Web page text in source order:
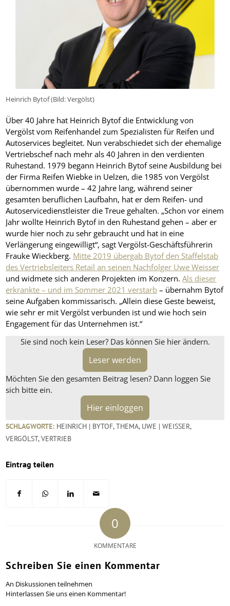
Heinrich Bytof (Bild: Vergölst)
Über 40 Jahre hat Heinrich Bytof die Entwicklung von
Vergölst vom Reifenhandel zum Spezialisten für Reifen und
Autoservices begleitet. Nun verabschiedet sich der ehemalige
Vertriebschef nach mehr als 40 Jahren in den verdienten
Ruhestand. 1979 begann Heinrich Bytof seine Ausbildung bei
der Firma Reifen Wiebke in Uelzen, die 1985 von Vergölst
übernommen wurde – 42 Jahre lang, während seiner
gesamten beruflichen Laufbahn, hat er dem Reifen- und
Autoservicedienstleister die Treue gehalten. „Schon vor einem
Jahr wollte Heinrich Bytof in den Ruhestand gehen – aber er
wurde hier noch zu sehr gebraucht und hat in eine
Verlängerung eingewilligt“, sagt Vergölst-Geschäftsführerin
Frauke Wieckberg. Mitte 2019 übergab Bytof den Staffelstab
des Vertriebsleiters Retail an seinen Nachfolger Uwe Weisser
und widmete sich anderen Projekten im Konzern.Als dieser
erkrankte – und im Sommer 2021 verstarb – übernahm Bytof
seine Aufgaben kommissarisch. „Allein diese Geste beweist,
wie sehr er mit Vergölst verbunden ist und wie hoch sein
Engagement für das Unternehmen ist.“
Sie sind noch kein Leser? Das können Sie hier ändern.
Leser werden
Möchten Sie den gesamten Beitrag lesen? Dann loggen Sie
sich bitte ein.
Hier einloggen
SCHLAGWORTE: HEINRICH | BYTOF,THEMA, UWE | WEISSER,
VERGÖLST,VERTRIEB
Eintrag teilen
0
KOMMENTARE
Schreiben Sie einen Kommentar
An Diskussionen teilnehmen
Hinterlassen Sie uns einen Kommentar!